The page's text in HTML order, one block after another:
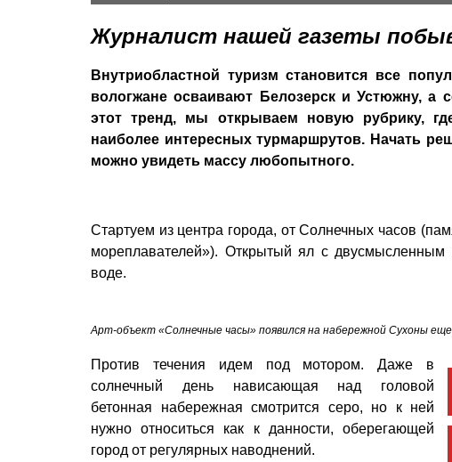
Журналист нашей газеты
Внутриобластной туризм становится все
вологжане осваивают Белозерск и Устюжну, а
этот тренд, мы открываем новую рубрику,
наиболее интересных турмаршрутов. Начать
можно увидеть массу любопытного.
Стартуем из центра города, от Солнечных часов
мореплавателей»). Открытый ял с двусмысленным
воде.
Арт-объект «Солнечные часы» появился на набережной Сухоны
Против течения идем под мотором. Даже в
солнечный день нависающая над головой
бетонная набережная смотрится серо, но к ней
нужно относиться как к данности, оберегающей
город от регулярных наводнений.